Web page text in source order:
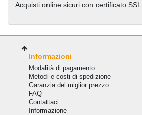
Acquisti online sicuri con certificato
Informazioni
Modalità di pagamento
Metodi e costi di spedizione
Garanzia del miglior prezzo
FAQ
Сontattaci
Informazione